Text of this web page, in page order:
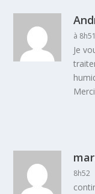
à 8h51
Je
8h52